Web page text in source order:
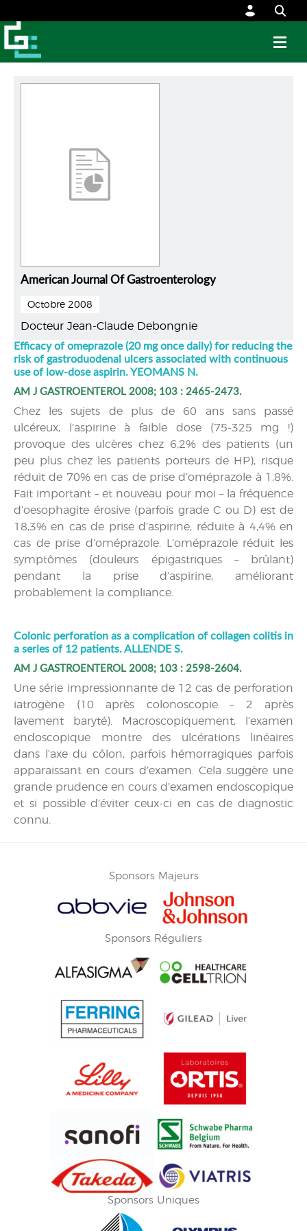
American Journal Of Gastroenterology
Octobre 2008
Docteur Jean-Claude Debongnie
Efficacy of omeprazole (20 mg once daily) for reducing the
risk of gastroduodenal ulcers associated with continuous
use of low-dose aspirin. YEOMANS N.
AM J GASTROENTEROL 2008; 103 : 2465-2473.
Chez les sujets de plus de 60 ans sans passé
ulcéreux, l’aspirine à faible dose (75-325 mg !)
provoque des ulcères chez 6,2% des patients (un
peu plus chez les patients porteurs de HP), risque
réduit de 70% en cas de prise d’oméprazole à 1,8%.
Fait important – et nouveau pour moi – la fréquence
d’oesophagite érosive (parfois grade C ou D) est de
18,3% en cas de prise d’aspirine, réduite à 4,4% en
cas de prise d’oméprazole. L’oméprazole réduit les
symptômes (douleurs épigastriques – brûlant)
pendant la prise d’aspirine, améliorant
probablement la compliance.
Colonic perforation as a complication of collagen colitis in
a series of 12 patients. ALLENDE S.
AM J GASTROENTEROL 2008; 103 : 2598-2604.
Une série impressionnante de 12 cas de perforation
iatrogène (10 après colonoscopie – 2 après
lavement baryté). Macroscopiquement, l’examen
endoscopique montre des ulcérations linéaires
dans l’axe du côlon, parfois hémorragiques parfois
apparaissant en cours d’examen. Cela suggère une
grande prudence en cours d’examen endoscopique
et si possible d’éviter ceux-ci en cas de diagnostic
connu.
Sponsors Majeurs
Sponsors Réguliers
Sponsors Uniques